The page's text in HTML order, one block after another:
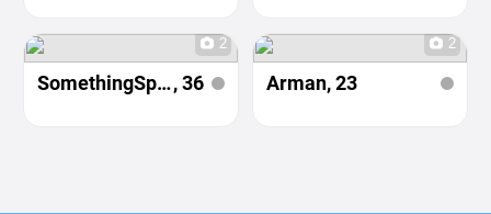
2
SomethingSpecial, 36
2
Arman, 23